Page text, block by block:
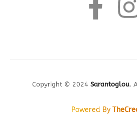
Copyright © 2024 Sarantoglou.
Powered By